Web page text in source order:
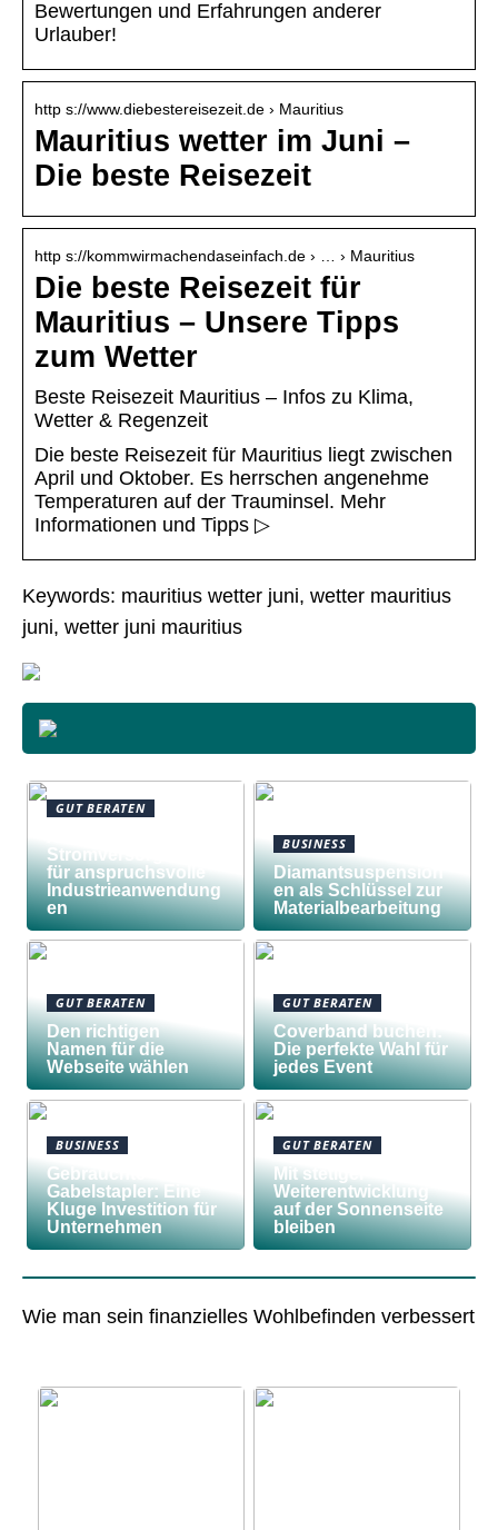
Bewertungen und Erfahrungen anderer
Urlauber!
http s://www.diebestereisezeit.de › Mauritius
Mauritius wetter im Juni –
Die beste Reisezeit
http s://kommwirmachendaseinfach.de › … › Mauritius
Die beste Reisezeit für
Mauritius – Unsere Tipps
zum Wetter
Beste Reisezeit Mauritius – Infos zu Klima,
Wetter & Regenzeit
Die beste Reisezeit für Mauritius liegt zwischen
April und Oktober. Es herrschen angenehme
Temperaturen auf der Trauminsel. Mehr
Informationen und Tipps ▷
Keywords: mauritius wetter juni, wetter mauritius
juni, wetter juni mauritius
GUT BERATEN
Stromversorgungen
für anspruchsvolle
Industrieanwendung
en
BUSINESS
Diamantsuspension
en als Schlüssel zur
Materialbearbeitung
GUT BERATEN
Den richtigen
Namen für die
Webseite wählen
GUT BERATEN
Coverband buchen:
Die perfekte Wahl für
jedes Event
BUSINESS
Gebrauchte
Gabelstapler: Eine
Kluge Investition für
Unternehmen
GUT BERATEN
Mit stetiger
Weiterentwicklung
auf der Sonnenseite
bleiben
Wie man sein finanzielles Wohlbefinden verbessert